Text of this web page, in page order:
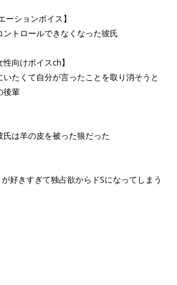
ーションボイス】
トロールできなくなった彼氏
向けボイスch】
いたくて自分が言ったことを取り消そうと
後輩
は羊の皮を被った狼だった
が好きすぎて独占欲からドSになってしまう